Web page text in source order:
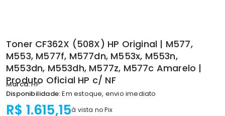
Toner CF362X (508X) HP Original | M577,
M553, M577f, M577dn, M553x, M553n,
M553dn, M553dh, M577z, M577c Amarelo |
Produto Oficial HP c/ NF
Marca:HP
Disponibilidade:Em estoque, envio imediato
R$ 1.615,15à vista no Pix